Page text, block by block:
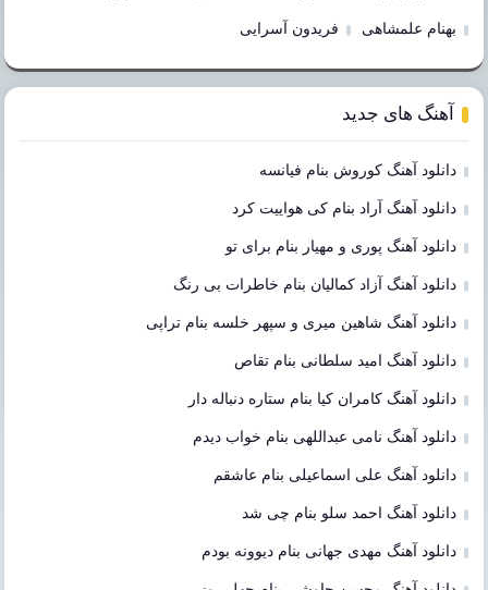
بهنام علمشاهی فریدون آسرایی
آهنگ های جدید
دانلود آهنگ کوروش بنام فیانسه
دانلود آهنگ آراد بنام کی هواییت کرد
دانلود آهنگ پوری و مهیار بنام برای تو
دانلود آهنگ آزاد کمالیان بنام خاطرات بی رنگ
دانلود آهنگ شاهین میری و سپهر خلسه بنام تراپی
دانلود آهنگ امید سلطانی بنام تقاص
دانلود آهنگ کامران کیا بنام ستاره دنباله دار
دانلود آهنگ نامی عبداللهی بنام خواب دیدم
دانلود آهنگ علی اسماعیلی بنام عاشقم
دانلود آهنگ احمد سلو بنام چی شد
دانلود آهنگ مهدی جهانی بنام دیوونه بودم